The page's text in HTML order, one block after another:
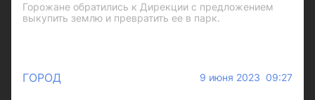
Горожане обратились к Дирекции с предложением
выкупить землю и превратить ее в парк.
ГОРОД 9 июня 2023 09:27